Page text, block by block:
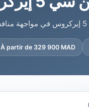
À partir de 329 900 MAD